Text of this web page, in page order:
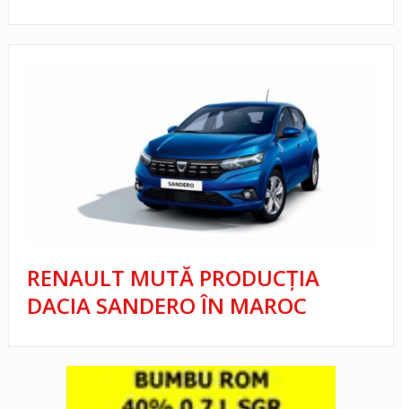
RENAULT MUTĂ PRODUCȚIA
DACIA SANDERO ÎN MAROC